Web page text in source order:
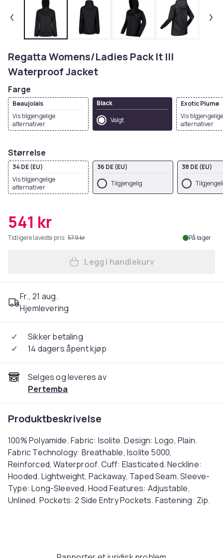
Regatta Womens/Ladies Pack It III
Waterproof Jacket
Farge
Beaujolais
Vis tilgjengelige
alternativer
Black
Valgt
Exotic Plume
Vis
alternativer
Størrelse
34 DE (EU)
Vis tilgjengelige
alternativer
36 DE (EU)
Tilgjengelig
38 DE (EU)
541 kr
Tidligere laveste pris: 579 kr På lager
Legg Regatta Womens/
Legg i handlekurv
Fr., 21 aug.
Hjemlevering
Sikker betaling
14 dagers åpent kjøp
Selges og leveres av
Pertemba
Produktbeskrivelse
100% Polyamide. Fabric: Isolite. Design: Logo, Plain.
Fabric Technology: Breathable, Isolite 5000,
Reinforced, Waterproof. Cuff: Elasticated. Neckline:
Hooded. Lightweight, Packaway, Taped Seam. Sleeve-
Type: Long-Sleeved. Hood Features: Adjustable,
Unlined. Pockets: 2 Side Entry Pockets. Fastening: Zip.